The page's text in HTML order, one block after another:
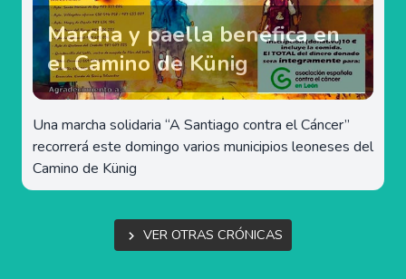
Marcha y paella benéfica en
el Camino de Künig
Una marcha solidaria “A Santiago contra el Cáncer”
recorrerá este domingo varios municipios leoneses del
Camino de Künig
Ver otras crónicas